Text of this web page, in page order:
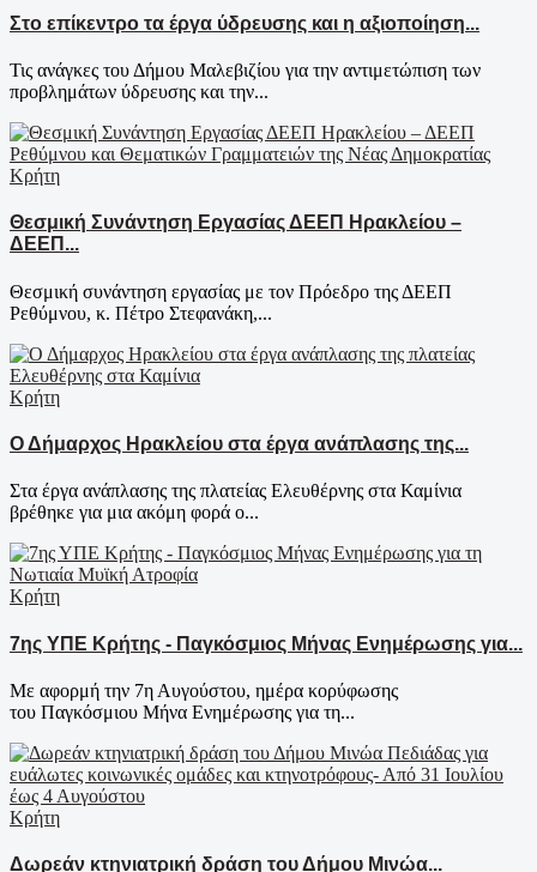
Στο επίκεντρο τα έργα ύδρευσης και η αξιοποίηση...
Τις ανάγκες του Δήμου Μαλεβιζίου για την αντιμετώπιση των
προβλημάτων ύδρευσης και την...
Κρήτη
Θεσμική Συνάντηση Εργασίας ΔΕΕΠ Ηρακλείου –
ΔΕΕΠ...
Θεσμική συνάντηση εργασίας με τον Πρόεδρο της ΔΕΕΠ
Ρεθύμνου, κ. Πέτρο Στεφανάκη,...
Κρήτη
Ο Δήμαρχος Ηρακλείου στα έργα ανάπλασης της...
Στα έργα ανάπλασης της πλατείας Ελευθέρνης στα Καμίνια
βρέθηκε για μια ακόμη φορά ο...
Κρήτη
7ης ΥΠΕ Κρήτης - Παγκόσμιος Μήνας Ενημέρωσης για...
Με αφορμή την 7η Αυγούστου, ημέρα κορύφωσης
του Παγκόσμιου Μήνα Ενημέρωσης για τη...
Κρήτη
Δωρεάν κτηνιατρική δράση του Δήμου Μινώα...